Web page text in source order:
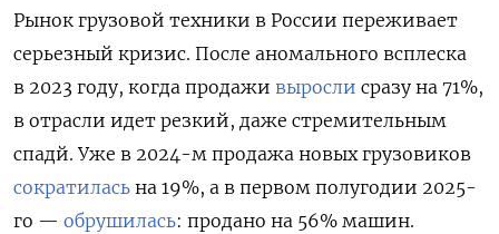
Рынок грузовой техники в России переживает
серьезный кризис. После аномального всплеска
в 2023 году, когда продажи выросли сразу на 71%,
в отрасли идет резкий, даже стремительным
спадй. Уже в 2024-м продажа новых грузовиков
сократилась на 19%, а в первом полугодии 2025-
го — обрушилась: продано на 56% машин.